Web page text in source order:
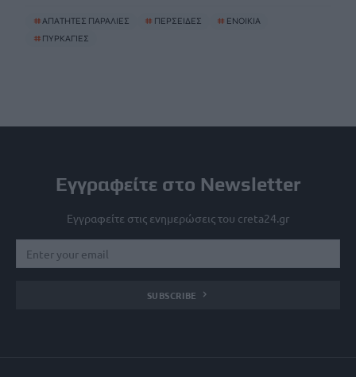
#ΑΠΑΤΗΤΕΣ ΠΑΡΑΛΙΕΣ # ΠΕΡΣΕΙΔΕΣ # ΕΝΟΙΚΙΑ
# ΠΥΡΚΑΓΙΕΣ
Εγγραφείτε στο Newsletter
Εγγραφείτε στις ενημερώσεις του creta24.gr
SUBSCRIBE